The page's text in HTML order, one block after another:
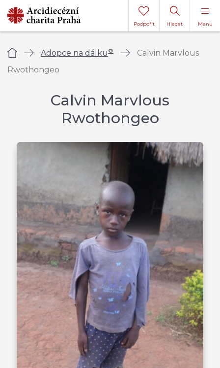
Menu
Hledat
Podpořit
Úvod Adopce na dálku ®
Calvin Marvlous
Rwothongeo
Calvin Marvlous
Rwothongeo